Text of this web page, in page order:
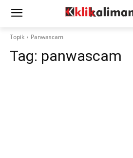
Topik Panwascam
Tag: panwascam